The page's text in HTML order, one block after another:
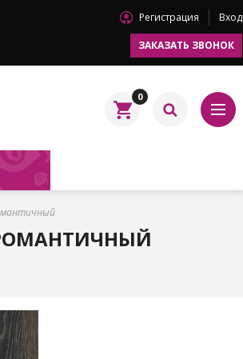
Регистрация Вход
ЗАКАЗАТЬ ЗВОНОК
0
РОМАНТИЧНЫЙ